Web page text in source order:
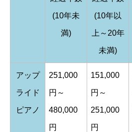
(10年未
満)
(10年以
上～20年
未満)
アップ
ライド
ピアノ
251,000
円～
480,000
円
151,000
円～
251,000
円